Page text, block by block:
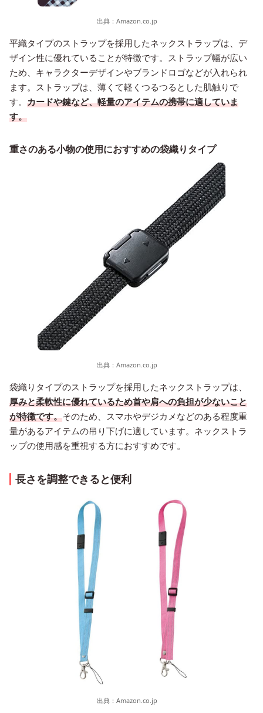
出典： Amazon.co.jp
平織タイプのストラップを採用したネックストラップは、デ
ザイン性に優れていることが特徴です。ストラップ幅が広い
ため、キャラクターデザインやブランドロゴなどが入れられ
ます。ストラップは、薄くて軽くつるつるとした肌触りで
す。 カードや鍵など、軽量のアイテムの携帯に適していま
す。
重さのある小物の使用におすすめの袋織りタイプ
出典： Amazon.co.jp
袋織りタイプのストラップを採用したネックストラップは、
厚みと柔軟性に優れているため首や肩への負担が少ないこと
が特徴です。そのため、スマホやデジカメなどのある程度重
量があるアイテムの吊り下げに適しています。ネックストラ
ップの使用感を重視する方におすすめです。
長さを調整できると便利
出典： Amazon.co.jp